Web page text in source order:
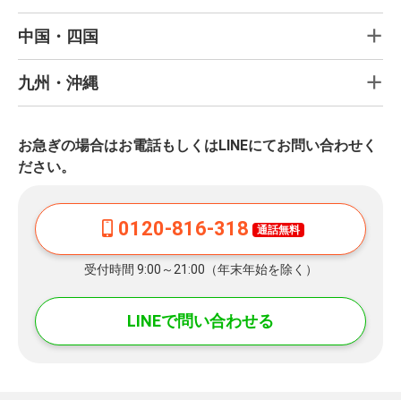
中国・四国
九州・沖縄
お急ぎの場合はお電話もしくはLINEにてお問い合わせく
ださい。
0120-816-318 通話無料
受付時間 9:00～21:00（年末年始を除く）
LINEで問い合わせる